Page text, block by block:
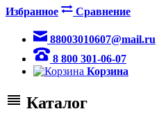
Избранное Сравнение
88003010607@mail.ru
8 800 301-06-07
Корзина
Каталог